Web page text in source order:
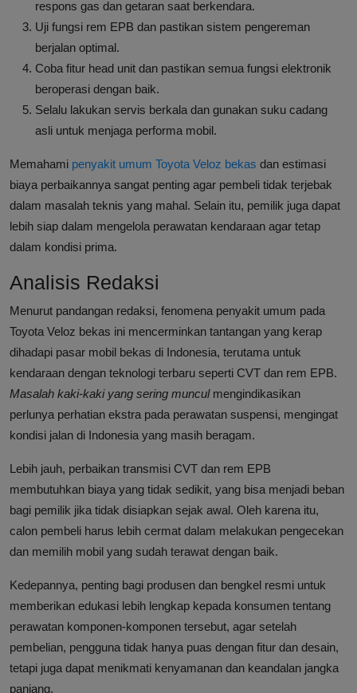
respons gas dan getaran saat berkendara.
Uji fungsi rem EPB dan pastikan sistem pengereman
berjalan optimal.
Coba fitur head unit dan pastikan semua fungsi elektronik
beroperasi dengan baik.
Selalu lakukan servis berkala dan gunakan suku cadang
asli untuk menjaga performa mobil.
Memahami penyakit umum Toyota Veloz bekas dan estimasi
biaya perbaikannya sangat penting agar pembeli tidak terjebak
dalam masalah teknis yang mahal. Selain itu, pemilik juga dapat
lebih siap dalam mengelola perawatan kendaraan agar tetap
dalam kondisi prima.
Analisis Redaksi
Menurut pandangan redaksi, fenomena penyakit umum pada
Toyota Veloz bekas ini mencerminkan tantangan yang kerap
dihadapi pasar mobil bekas di Indonesia, terutama untuk
kendaraan dengan teknologi terbaru seperti CVT dan rem EPB.
Masalah kaki-kaki yang sering munculmengindikasikan
perlunya perhatian ekstra pada perawatan suspensi, mengingat
kondisi jalan di Indonesia yang masih beragam.
Lebih jauh, perbaikan transmisi CVT dan rem EPB
membutuhkan biaya yang tidak sedikit, yang bisa menjadi beban
bagi pemilik jika tidak disiapkan sejak awal. Oleh karena itu,
calon pembeli harus lebih cermat dalam melakukan pengecekan
dan memilih mobil yang sudah terawat dengan baik.
Kedepannya, penting bagi produsen dan bengkel resmi untuk
memberikan edukasi lebih lengkap kepada konsumen tentang
perawatan komponen-komponen tersebut, agar setelah
pembelian, pengguna tidak hanya puas dengan fitur dan desain,
tetapi juga dapat menikmati kenyamanan dan keandalan jangka
panjang.